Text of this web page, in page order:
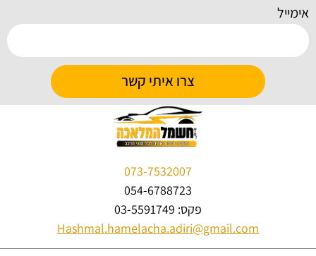
אימייל
צרו איתי קשר
073-7532007
054-6788723
פקס: 03-5591749
Hashmal.hamelacha.adiri@gmail.com